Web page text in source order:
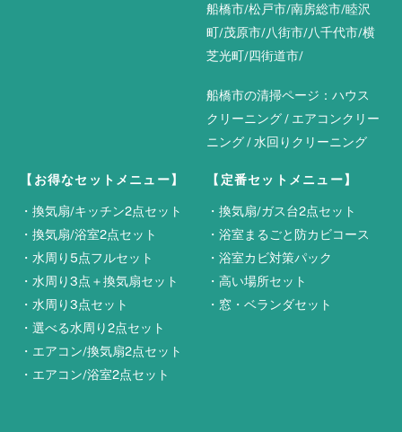
船橋市/松戸市/南房総市/睦沢
町/茂原市/八街市/八千代市/横
芝光町/四街道市/
船橋市の清掃ページ：ハウス
クリーニング/ エアコンクリー
ニング/水回りクリーニング
【お得なセットメニュー】
・換気扇/キッチン2点セット
・換気扇/浴室2点セット
・水周り5点フルセット
・水周り3点＋換気扇セット
・水周り3点セット
・選べる水周り2点セット
・ エアコン/換気扇2点セット
・ エアコン/浴室2点セット
【定番セットメニュー】
・換気扇/ガス台2点セット
・浴室まるごと防カビコース
・浴室カビ対策パック
・高い場所セット
・ 窓・ベランダセット